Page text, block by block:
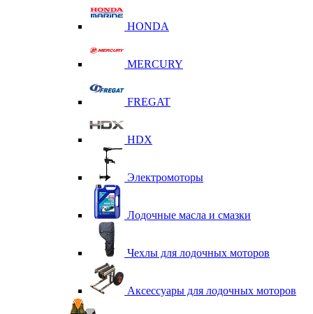
HONDA
MERCURY
FREGAT
HDX
Электромоторы
Лодочные масла и смазки
Чехлы для лодочных моторов
Аксессуары для лодочных моторов